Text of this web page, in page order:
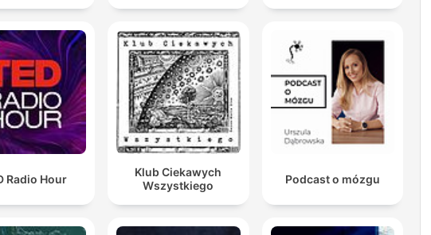
Radio Hour
Klub Ciekawych
Wszystkiego
Podcast o mózgu